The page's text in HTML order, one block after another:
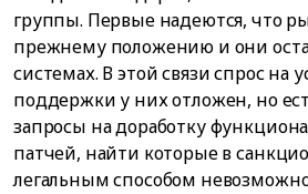
группы. Первые надеются, что
прежнему положению и они
системах. В этой связи спрос на
поддержки у них отложен, но
запросы на доработку
патчей, найти которые в
легальным способом